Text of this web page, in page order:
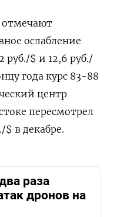
отмечают
ослабление
руб./$ и 12,6 руб./
года курс 83-88
центр
пересмотрел
$ в декабре.
раза
дронов на